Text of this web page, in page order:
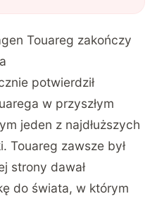
Touareg zakończy
potwierdził
w przyszłym
jeden z najdłuższych
Touareg zawsze był
strony dawał
do świata, w którym